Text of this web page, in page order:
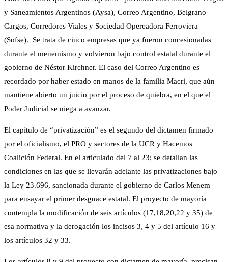
y Saneamientos Argentinos (Aysa), Correo Argentino, Belgrano
Cargos, Corredores Viales y Sociedad Opereadora Ferroviera
(Sofse). Se trata de cinco empresas que ya fueron concesionadas
durante el menemismo y volvieron bajo control estatal durante el
gobierno de Néstor Kirchner. El caso del Correo Argentino es
recordado por haber estado en manos de la familia Macri, que aún
mantiene abierto un juicio por el proceso de quiebra, en el que el
Poder Judicial se niega a avanzar.
El capítulo de “privatización” es el segundo del dictamen firmado
por el oficialismo, el PRO y sectores de la UCR y Hacemos
Coalición Federal. En el articulado del 7 al 23; se detallan las
condiciones en las que se llevarán adelante las privatizaciones bajo
la Ley 23.696, sancionada durante el gobierno de Carlos Menem
para ensayar el primer desguace estatal. El proyecto de mayoría
contempla la modificación de seis artículos (17,18,20,22 y 35) de
esa normativa y la derogación los incisos 3, 4 y 5 del artículo 16 y
los artículos 32 y 33.